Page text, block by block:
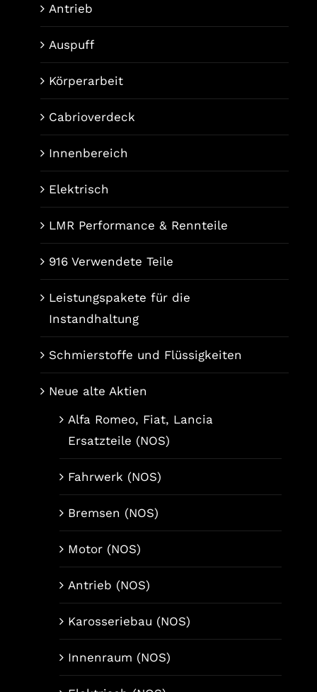
Antrieb
Auspuff
Körperarbeit
Cabrioverdeck
Innenbereich
Elektrisch
LMR Performance & Rennteile
916 Verwendete Teile
Leistungspakete für die
Instandhaltung
Schmierstoffe und Flüssigkeiten
Neue alte Aktien
Alfa Romeo, Fiat, Lancia
Ersatzteile (NOS)
Fahrwerk (NOS)
Bremsen (NOS)
Motor (NOS)
Antrieb (NOS)
Karosseriebau (NOS)
Innenraum (NOS)